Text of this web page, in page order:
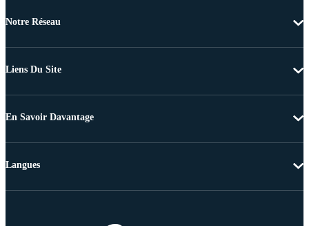
Notre Réseau
Liens Du Site
En Savoir Davantage
Langues